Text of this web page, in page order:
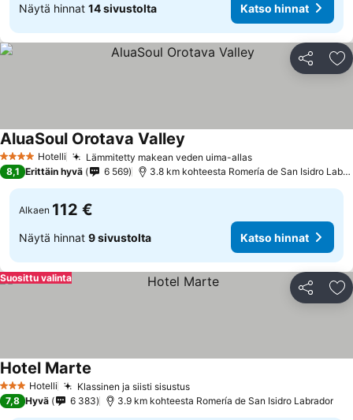
Näytä hinnat 14 sivustolta Katso hinnat
Jaa
4 Tähtiluokitus
Hotelli Lämmitetty makean veden uima-allas
AluaSoul Orotava Valley
8,1 Erittäin hyvä 6 569 3.8 km kohteesta Romería de San Isidro Labrador
Alkaen 112 €
Näytä hinnat 9 sivustolta Katso hinnat
Jaa
Suosittu valinta
3 Tähtiluokitus
Hotelli Klassinen ja siisti sisustus
Hotel Marte
7,8 Hyvä 6 383 3.9 km kohteesta Romería de San Isidro Labrador